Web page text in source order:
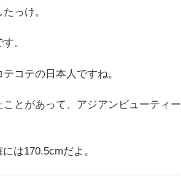
っけ。
。
コテの日本人ですね。
とがあって、アジアンビューティー
は170.5cmだよ。